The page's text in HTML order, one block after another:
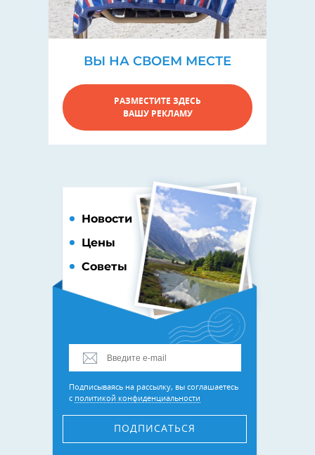
ВЫ НА СВОЕМ МЕСТЕ
РАЗМЕСТИТЕ ЗДЕСЬ
ВАШУ РЕКЛАМУ
Новости
Цены
Советы
Подписываясь на рассылку, вы соглашаетесь
с политикой конфиденциальности
ПОДПИСАТЬСЯ